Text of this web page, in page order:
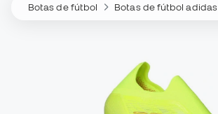
Botas de fútbol Botas de fútbol adidas